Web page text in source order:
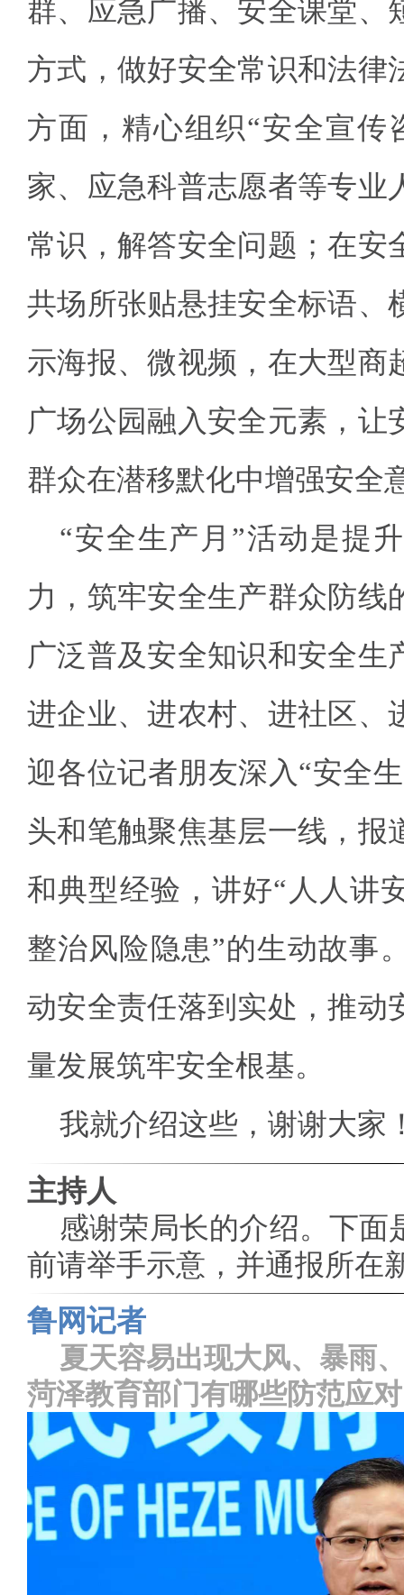
群、应急广播、安全课堂、
方式，做好安全常识和法律
方面，精心组织“安全宣传
家、应急科普志愿者等专业
常识，解答安全问题；在安
共场所张贴悬挂安全标语、
示海报、微视频，在大型商
广场公园融入安全元素，
群众在潜移默化中增强安全
“安全生产月”活动是提
力，筑牢安全生产群众防线
广泛普及安全知识和安全
进企业、进农村、进社区、
迎各位记者朋友深入“安全
头和笔触聚焦基层一线，报
和典型经验，讲好“人人
整治风险隐患”的生动故事
动安全责任落到实处，推动
量发展筑牢安全根基。
我就介绍这些，谢谢大家
主持人
感谢荣局长的介绍。下面
前请举手示意，并通报所在
鲁网记者
夏天容易出现大风、暴雨
菏泽教育部门有哪些防范应